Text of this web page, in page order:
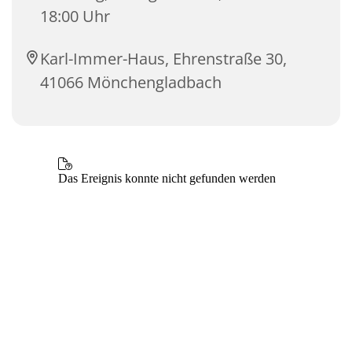
18:00 Uhr
Karl-Immer-Haus, Ehrenstraße 30,
41066 Mönchengladbach